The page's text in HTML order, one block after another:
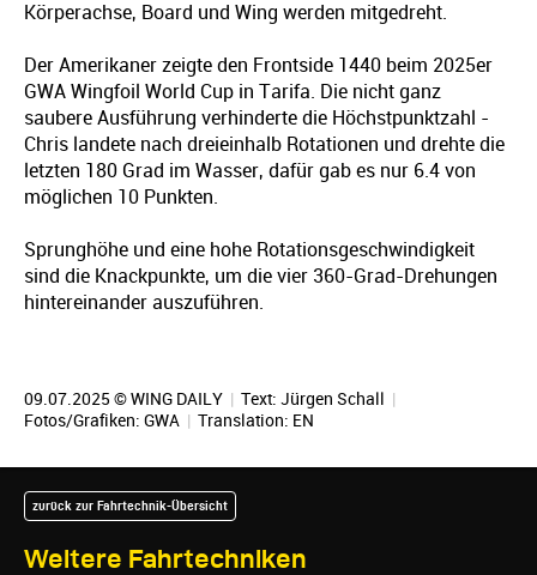
Körperachse, Board und Wing werden mitgedreht.
Der Amerikaner zeigte den Frontside 1440 beim 2025er
GWA Wingfoil World Cup in Tarifa. Die nicht ganz
saubere Ausführung verhinderte die Höchstpunktzahl -
Chris landete nach dreieinhalb Rotationen und drehte die
letzten 180 Grad im Wasser, dafür gab es nur 6.4 von
möglichen 10 Punkten.
Sprunghöhe und eine hohe Rotationsgeschwindigkeit
sind die Knackpunkte, um die vier 360-Grad-Drehungen
hintereinander auszuführen.
09.07.2025 © WING DAILY | Text: Jürgen Schall |
Fotos/Grafiken: GWA | Translation: EN
Weitere Fahrtechniken
zurück zur Fahrtechnik-Übersicht